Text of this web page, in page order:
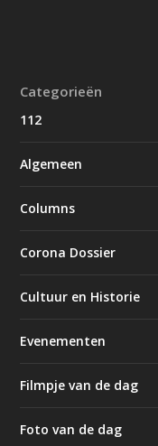
Categorieën
112
Algemeen
Columns
Corona Dossier
Cultuur en Historie
Evenementen
Filmpje van de dag
Foto van de dag